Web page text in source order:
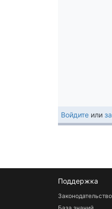
Войдите или
Поддержка
Законодательство